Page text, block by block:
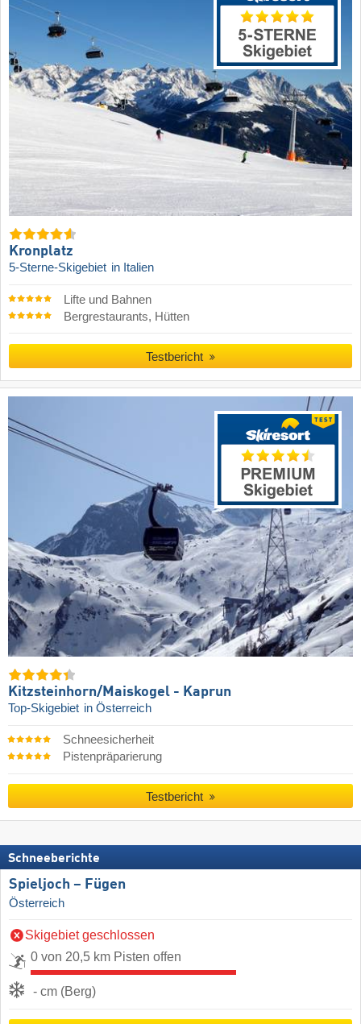
Kronplatz
5-Sterne-Skigebiet in Italien
Lifte und Bahnen
Bergrestaurants, Hütten
Testbericht
Kitzsteinhorn/​Maiskogel - Kaprun
Top-Skigebiet in Österreich
Schneesicherheit
Pistenpräparierung
Testbericht
Schneeberichte
Spieljoch – Fügen
Österreich
Skigebiet geschlossen
0 von 20,5 km Pisten offen
- cm (Berg)